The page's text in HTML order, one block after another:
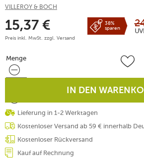
VILLEROY & BOCH
15,37 €
Preis inkl. MwSt. zzgl. Versand
38%
sparen
Menge
Menge
IN DEN
Lieferung in 1-2 Werktagen
Kostenloser Versand ab 59 € innerhalb
Kostenloser Rückversand
Kauf auf Rechnung